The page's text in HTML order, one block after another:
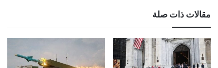
مقالات ذات صلة